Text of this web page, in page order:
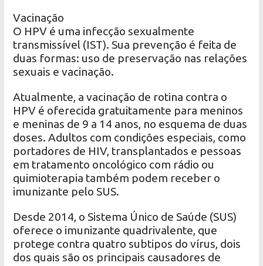
Vacinação
O HPV é uma infecção sexualmente
transmissível (IST). Sua prevenção é feita de
duas formas: uso de preservação nas relações
sexuais e vacinação.
Atualmente, a vacinação de rotina contra o
HPV é oferecida gratuitamente para meninos
e meninas de 9 a 14 anos, no esquema de duas
doses. Adultos com condições especiais, como
portadores de HIV, transplantados e pessoas
em tratamento oncológico com rádio ou
quimioterapia também podem receber o
imunizante pelo SUS.
Desde 2014, o Sistema Único de Saúde (SUS)
oferece o imunizante quadrivalente, que
protege contra quatro subtipos do vírus, dois
dos quais são os principais causadores de